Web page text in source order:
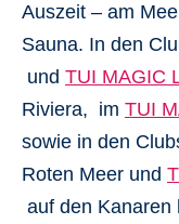
Auszeit – am
Sauna. In den
und TUI MAGIC
Riviera, im TUI
sowie in den
Roten Meer und
auf den Kanaren